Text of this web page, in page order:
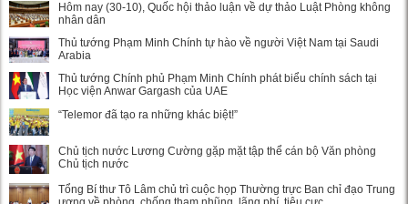
Hôm nay (30-10), Quốc hội thảo luận về dự thảo Luật Phòng không
nhân dân
Thủ tướng Phạm Minh Chính tự hào về người Việt Nam tại Saudi
Arabia
Thủ tướng Chính phủ Phạm Minh Chính phát biểu chính sách tại
Học viện Anwar Gargash của UAE
“Telemor đã tạo ra những khác biệt!”
Chủ tịch nước Lương Cường gặp mặt tập thể cán bộ Văn phòng
Chủ tịch nước
Tổng Bí thư Tô Lâm chủ trì cuộc họp Thường trực Ban chỉ đạo Trung